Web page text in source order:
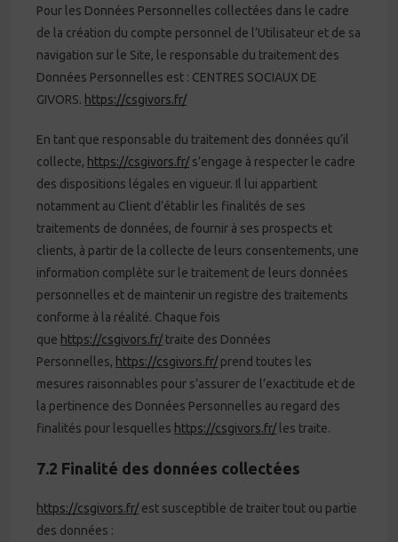
Pour les Données Personnelles collectées dans le cadre
de la création du compte personnel de l’Utilisateur et de sa
navigation sur le Site, le responsable du traitement des
Données Personnelles est : CENTRES SOCIAUX DE
GIVORS. https://csgivors.fr/
En tant que responsable du traitement des données qu’il
collecte, https://csgivors.fr/s’engage à respecter le cadre
des dispositions légales en vigueur. Il lui appartient
notamment au Client d’établir les finalités de ses
traitements de données, de fournir à ses prospects et
clients, à partir de la collecte de leurs consentements, une
information complète sur le traitement de leurs données
personnelles et de maintenir un registre des traitements
conforme à la réalité. Chaque fois
que https://csgivors.fr/traite des Données
Personnelles, https://csgivors.fr/prend toutes les
mesures raisonnables pour s’assurer de l’exactitude et de
la pertinence des Données Personnelles au regard des
finalités pour lesquelles https://csgivors.fr/les traite.
7.2 Finalité des données collectées
https://csgivors.fr/est susceptible de traiter tout ou partie
des données :